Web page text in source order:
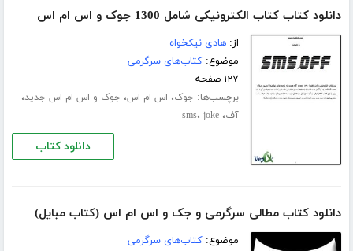
دانلود کتاب کتاب الکترونیکی شامل 1300 جوک و اس ام اس
از:هادی نیکخواه
موضوع:کتاب‌های سرگرمی
۱۲۷ صفحه
برچسب‌ها: جوک، اس ام اس، جوک و اس ام اس جدید،
آف، sms، joke
دانلود کتاب
دانلود کتاب مطالی سرگرمی و جک و اس ام اس (کتاب مبایل)
موضوع:کتاب‌های سرگرمی